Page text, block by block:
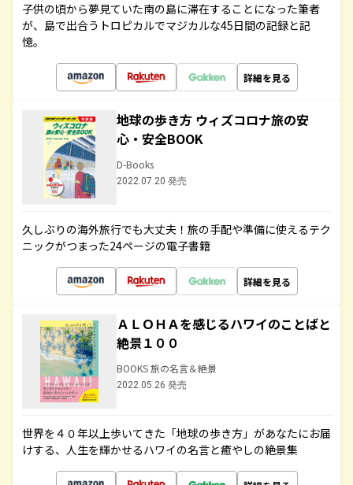
子供の頃から夢見ていた南の島に滞在することになった筆者
が、島で出合うトロピカルでマジカルな45日間の記録と記
憶。
詳細を見る
地球の歩き方 ウィズコロナ旅の安
心・安全BOOK
D-Books
2022.07.20 発売
久しぶりの海外旅行でも大丈夫！旅の手配や準備に使えるテク
ニックがつまった24ページの電子書籍
詳細を見る
ＡＬＯＨＡを感じるハワイのことばと
絶景１００
BOOKS 旅の名言＆絶景
2022.05.26 発売
世界を４０年以上歩いてきた「地球の歩き方」があなたにお届
けする、人生を輝かせるハワイの名言と癒やしの絶景集